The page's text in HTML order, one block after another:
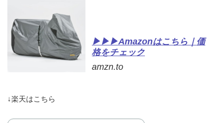
▶▶▶Amazonはこちら｜価
格をチェック
amzn.to
↓楽天はこちら